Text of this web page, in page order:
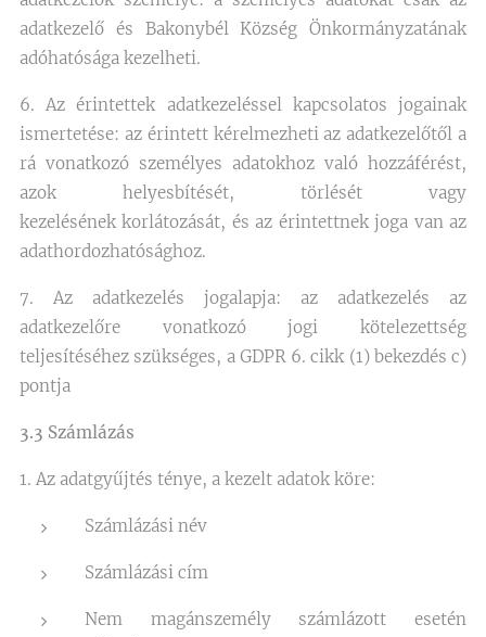
adatkezelő és Bakonybél Község Önkormányzatának
adóhatósága kezelheti.
6. Az érintettek adatkezeléssel kapcsolatos jogainak
ismertetése: az érintett kérelmezheti az adatkezelőtől a
rá vonatkozó személyes adatokhoz való hozzáférést,
azok helyesbítését, törlését vagy
kezelésének korlátozását, és az érintettnek joga van az
adathordozhatósághoz.
7. Az adatkezelés jogalapja: az adatkezelés az
adatkezelőre vonatkozó jogi kötelezettség
teljesítéséhez szükséges, a GDPR 6. cikk (1) bekezdés c)
pontja
3.3 Számlázás
1. Az adatgyűjtés ténye, a kezelt adatok köre:
Számlázási név
Számlázási cím
Nem magánszemély számlázott esetén